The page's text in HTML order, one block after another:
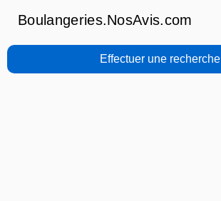
Boulangeries.NosAvis.com
Effectuer une recherche